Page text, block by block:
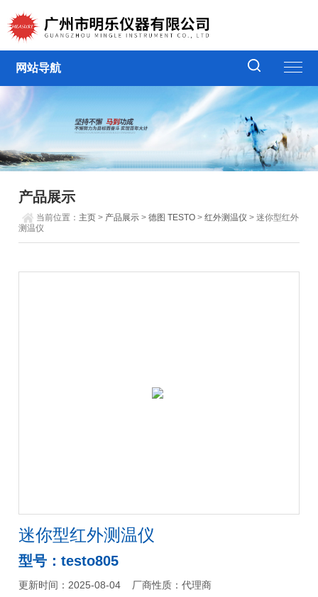
网站导航
产品展示
当前位置： 主页 > 产品展示 >德图 TESTO >红外测温仪 > 迷你型红外
测温仪
迷你型红外测温仪
型号：testo805
更新时间：2025-08-04 厂商性质：代理商